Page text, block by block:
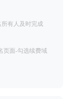
有人及时完成
页面-勾选续费域